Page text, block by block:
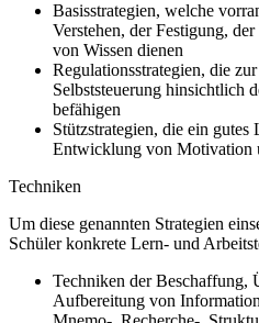
Basisstrategien, welche
Verstehen, der Festigung,
von Wissen dienen
Regulationsstrategien, die
Selbststeuerung hinsichtlich
befähigen
Stützstrategien, die ein
Entwicklung von Motivation
Techniken
Um diese genannten Strategien
Schüler konkrete Lern- und
Techniken der Beschaffung,
Aufbereitung von